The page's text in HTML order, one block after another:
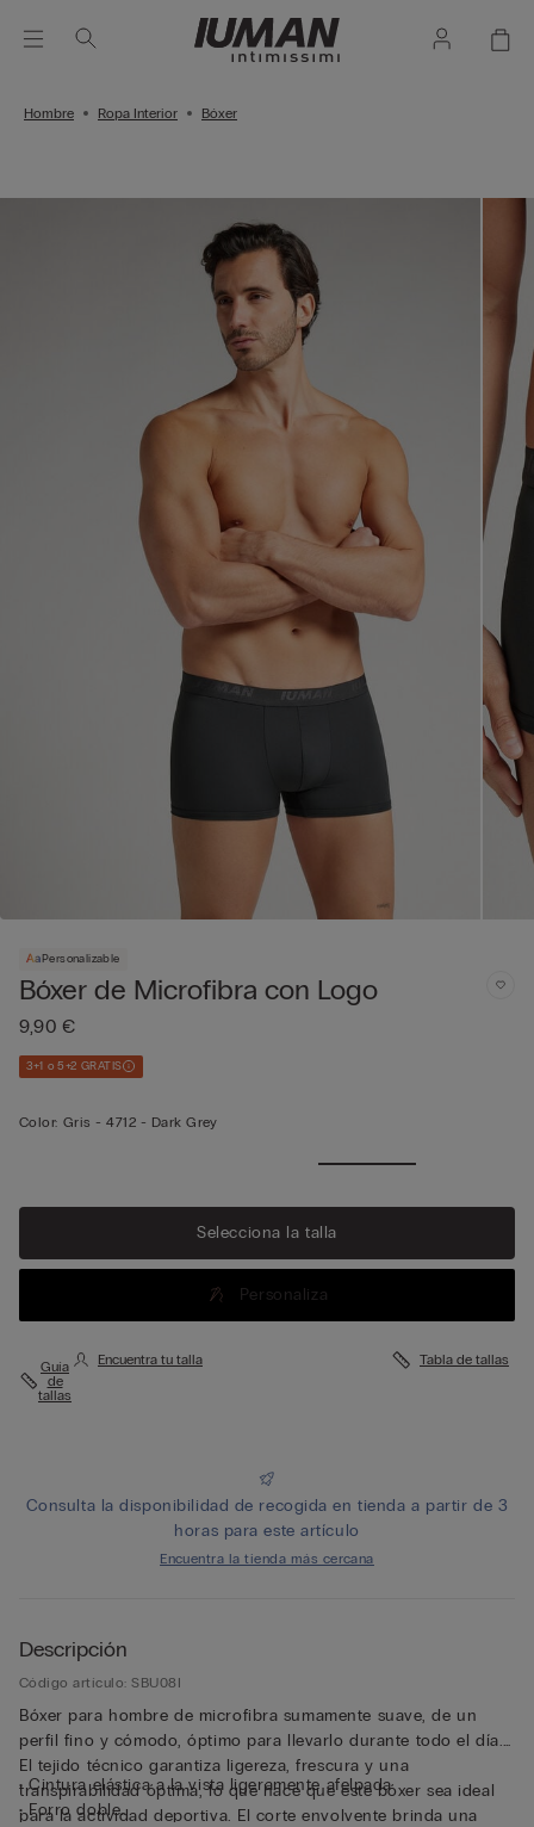
Hombre Ropa Interior Bóxer
Personalizable
Bóxer de Microfibra con Logo
9,90 €
3+1 o 5+2 GRATIS
Color: Gris -4712 - Dark Grey
Selecciona la talla
Personaliza
Guía
de
tallas
Encuentra tu talla Tabla de tallas
Consulta la disponibilidad de recogida en tienda a partir de 3
horas para este artículo
Encuentra la tienda más cercana
Descripción
Código artículo: SBU08I
Bóxer para hombre de microfibra sumamente suave, de un
perfil fino y cómodo, óptimo para llevarlo durante todo el día.
El tejido técnico garantiza ligereza, frescura y una
transpirabilidad óptima, lo que hace que este bóxer sea ideal
para la actividad deportiva. El corte envolvente brinda una
• Cintura elástica a la vista ligeramente afelpada
• Forro doble